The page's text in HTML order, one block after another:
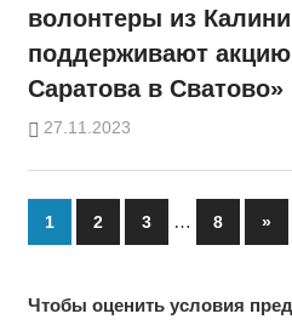
волонтеры из
поддерживают
Саратова в Сватово»
27.11.2023
Пагинация
1 2 3 … 8
Next
»
Чтобы оценить условия